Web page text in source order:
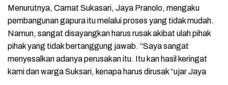
Menurutnya, Camat Sukasari, Jaya Pranolo, mengaku
pembangunan gapura itu melalui proses yang tidak mudah.
Namun, sangat disayangkan harus rusak akibat ulah pihak
pihak yang tidak bertanggung jawab. “Saya sangat
menyesalkan adanya perusakan itu. Itu kan hasil keringat
kami dan warga Suksari, kenapa harus dirusak “ujar Jaya